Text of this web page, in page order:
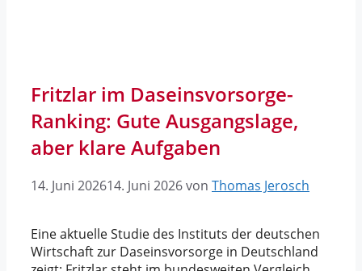
Fritzlar im Daseinsvorsorge-
Ranking: Gute Ausgangslage,
aber klare Aufgaben
14. Juni 202614. Juni 2026von Thomas Jerosch
Eine aktuelle Studie des Instituts der deutschen
Wirtschaft zur Daseinsvorsorge in Deutschland